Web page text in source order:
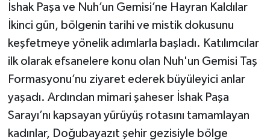
​İshak Paşa ve Nuh’un Gemisi’ne Hayran Kaldılar
​İkinci gün, bölgenin tarihi ve mistik dokusunu
keşfetmeye yönelik adımlarla başladı. Katılımcılar
ilk olarak efsanelere konu olan Nuh'un Gemisi Taş
Formasyonu’nu ziyaret ederek büyüleyici anlar
yaşadı. Ardından mimari şaheser İshak Paşa
Sarayı’nı kapsayan yürüyüş rotasını tamamlayan
kadınlar, Doğubayazıt şehir gezisiyle bölge